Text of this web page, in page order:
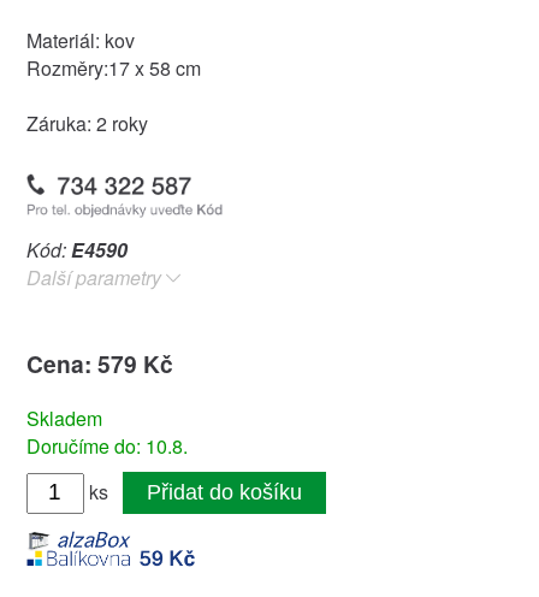
Materiál: kov
Rozměry:17 x 58 cm
Záruka: 2 roky
Kód:E4590
Další parametry
Cena: 579 Kč
Skladem
Doručíme do: 10.8.
ks
Přidat do košíku